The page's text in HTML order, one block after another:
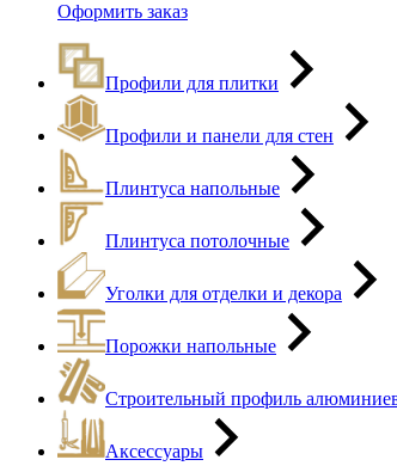
Оформить заказ
Профили для плитки
Профили и панели для стен
Плинтуса напольные
Плинтуса потолочные
Уголки для отделки и декора
Порожки напольные
Строительный профиль
Аксессуары